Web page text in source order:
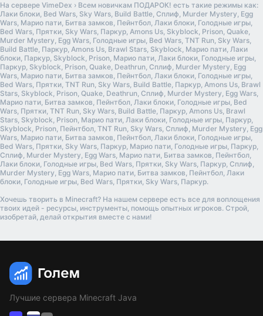
На сервере VimeDex › Всем новичкам ПОДАРОК! есть такие режимы как:
Лаки блоки, Bed Wars, Sky Wars, Build Battle, Сплиф, Murder Mystery, Egg
Wars, Марио пати, Битва замков, Пейнтбол, Лаки блоки, Голодные игры,
Bed Wars, Прятки, Sky Wars, Паркур, Amons Us, Skyblock, Prison, Quake,
Murder Mystery, Egg Wars, Голодные игры, Bed Wars, TNT Run, Sky Wars,
Build Battle, Паркур, Amons Us, Brawl Stars, Skyblock, Марио пати, Лаки
блоки, Паркур, Skyblock, Prison, Марио пати, Лаки блоки, Голодные игры,
Паркур, Skyblock, Prison, Quake, Deathrun, Сплиф, Murder Mystery, Egg
Wars, Марио пати, Битва замков, Пейнтбол, Лаки блоки, Голодные игры,
Bed Wars, Прятки, TNT Run, Sky Wars, Build Battle, Паркур, Amons Us, Brawl
Stars, Skyblock, Prison, Quake, Deathrun, Сплиф, Murder Mystery, Egg Wars,
Марио пати, Битва замков, Пейнтбол, Лаки блоки, Голодные игры, Bed
Wars, Прятки, TNT Run, Sky Wars, Build Battle, Паркур, Amons Us, Brawl
Stars, Skyblock, Prison, Марио пати, Лаки блоки, Голодные игры, Паркур,
Skyblock, Prison, Пейнтбол, TNT Run, Sky Wars, Сплиф, Murder Mystery, Egg
Wars, Марио пати, Битва замков, Пейнтбол, Лаки блоки, Голодные игры,
Bed Wars, Прятки, Sky Wars, Паркур, Марио пати, Голодные игры, Паркур,
Сплиф, Murder Mystery, Egg Wars, Марио пати, Битва замков, Пейнтбол,
Лаки блоки, Голодные игры, Bed Wars, Прятки, Sky Wars, Паркур, Сплиф,
Murder Mystery, Egg Wars, Марио пати, Битва замков, Пейнтбол, Лаки
блоки, Голодные игры, Bed Wars, Прятки, Sky Wars, Паркур.
Хочешь творить в Minecraft? На нашем сервере есть все для воплощения
твоих идей - ресурсы, инструменты, помощь опытных игроков. Строй,
изобретай, делай открытия вместе с нами!
Лучшие сервера Minecraft Java